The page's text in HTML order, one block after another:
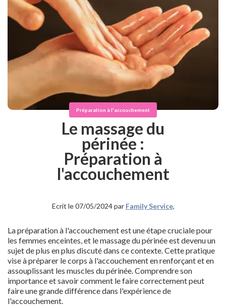
Préparation à l'accouchement
Le massage du
périnée :
Préparation à
l'accouchement
Ecrit le 07/05/2024 par Family Service,
La préparation à l'accouchement est une étape cruciale pour
les femmes enceintes, et le massage du périnée est devenu un
sujet de plus en plus discuté dans ce contexte. Cette pratique
vise à préparer le corps à l'accouchement en renforçant et en
assouplissant les muscles du périnée. Comprendre son
importance et savoir comment le faire correctement peut
faire une grande différence dans l'expérience de
l'accouchement.